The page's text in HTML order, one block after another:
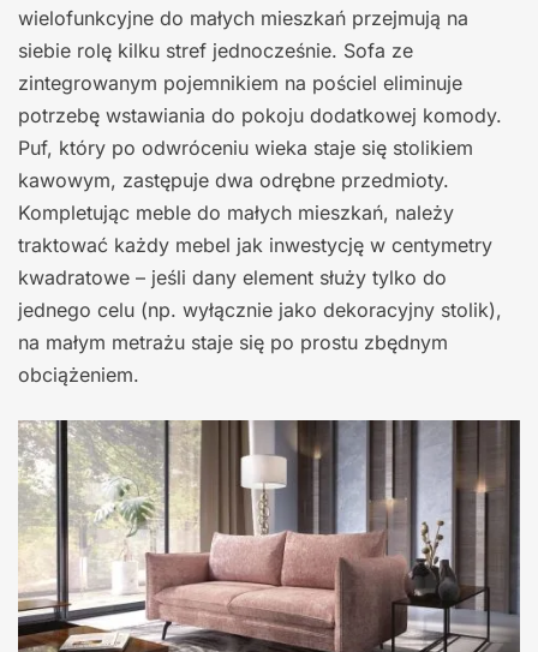
wielofunkcyjne do małych mieszkań przejmują na
siebie rolę kilku stref jednocześnie. Sofa ze
zintegrowanym pojemnikiem na pościel eliminuje
potrzebę wstawiania do pokoju dodatkowej komody.
Puf, który po odwróceniu wieka staje się stolikiem
kawowym, zastępuje dwa odrębne przedmioty.
Kompletując meble do małych mieszkań, należy
traktować każdy mebel jak inwestycję w centymetry
kwadratowe – jeśli dany element służy tylko do
jednego celu (np. wyłącznie jako dekoracyjny stolik),
na małym metrażu staje się po prostu zbędnym
obciążeniem.